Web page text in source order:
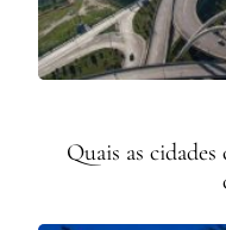
Quais as